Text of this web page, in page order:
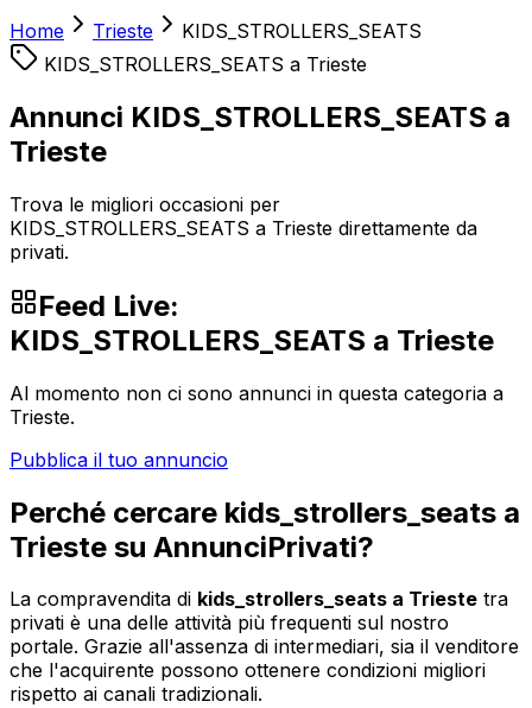
Home Trieste
KIDS_STROLLERS_SEATS
KIDS_STROLLERS_SEATS a Trieste
Annunci KIDS_STROLLERS_SEATS a
Trieste
Trova le migliori occasioni per
KIDS_STROLLERS_SEATS a Trieste direttamente da
privati.
Feed Live:
KIDS_STROLLERS_SEATS a Trieste
Al momento non ci sono annunci in questa categoria a
Trieste.
Pubblica il tuo annuncio
Perché cercare kids_strollers_seats a
Trieste su AnnunciPrivati?
La compravendita di kids_strollers_seats a Trieste tra
privati è una delle attività più frequenti sul nostro
portale. Grazie all'assenza di intermediari, sia il venditore
che l'acquirente possono ottenere condizioni migliori
rispetto ai canali tradizionali.